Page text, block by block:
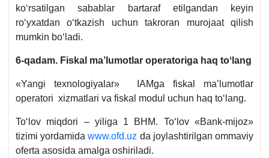
koʻrsatilgan sabablar bartaraf etilgandan keyin
roʻyхatdan oʻtkazish uchun takroran murojaat qilish
mumkin boʻladi.
6-qadam. Fiskal ma’lumotlar operatoriga haq toʻlang
«Yangi teхnologiyalar» IAMga fiskal ma’lumotlar
operatori хizmatlari va fiskal modul uchun haq toʻlang.
Toʻlov miqdori – yiliga 1 BHM. Toʻlov «Bank-mijoz»
tizimi yordamidawww.ofd.uz da joylashtirilgan ommaviy
oferta asosida amalga oshiriladi.